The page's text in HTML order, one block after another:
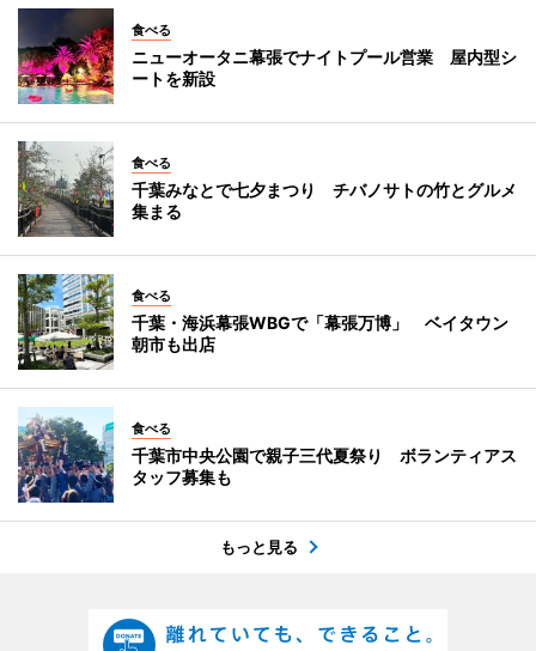
食べる
ニューオータニ幕張でナイトプール営業 屋内型シ
ートを新設
食べる
千葉みなとで七夕まつり チバノサトの竹とグルメ
集まる
食べる
千葉・海浜幕張WBGで「幕張万博」 ベイタウン
朝市も出店
食べる
千葉市中央公園で親子三代夏祭り ボランティアス
タッフ募集も
もっと見る